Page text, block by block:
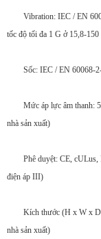
Vibration: IEC / EN
tốc độ tối đa 1 G ở 15,8-
Sốc: IEC / EN 60068-
Mức áp lực âm thanh:
nhà sản xuất)
Phê duyệt: CE,
điện áp III)
Kích thước (H x W x
nhà sản xuất)